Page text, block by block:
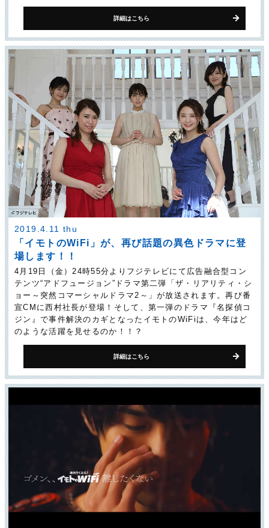
詳細はこちら
2019.4.11 thu
「イモトのWiFi」が、再び話題の異色ドラマに登
場します！！
4月19日（金）24時55分よりフジテレビにて広告融合型コン
テンツ“アドフュージョン”ドラマ第二弾「ザ・リアリティ・シ
ョー～突然コマーシャルドラマ2～」が放送されます。再び番
宣CMに西村社長が登場！そして、第一弾のドラマ『名探偵コ
ジン』で事件解決のカギとなったイモトのWiFiは、今年はど
のような活躍を見せるのか！！？
詳細はこちら